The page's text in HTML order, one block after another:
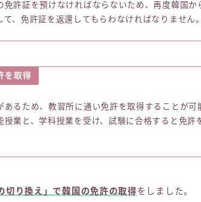
免許証を預けなければならないため、再度韓国か
、免許証を返還してもらわなければなりません。
を取得
るため、教習所に通い免許を取得することが可
授業と、学科授業を受け、試験に合格すると免許
切り換え」で韓国の免許の取得をしました。